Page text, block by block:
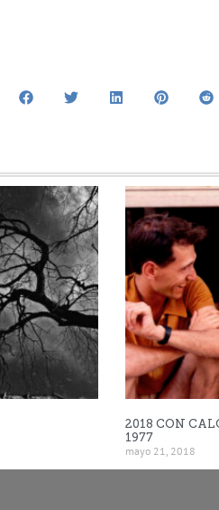
2018 CON
1977
mayo 21, 2018